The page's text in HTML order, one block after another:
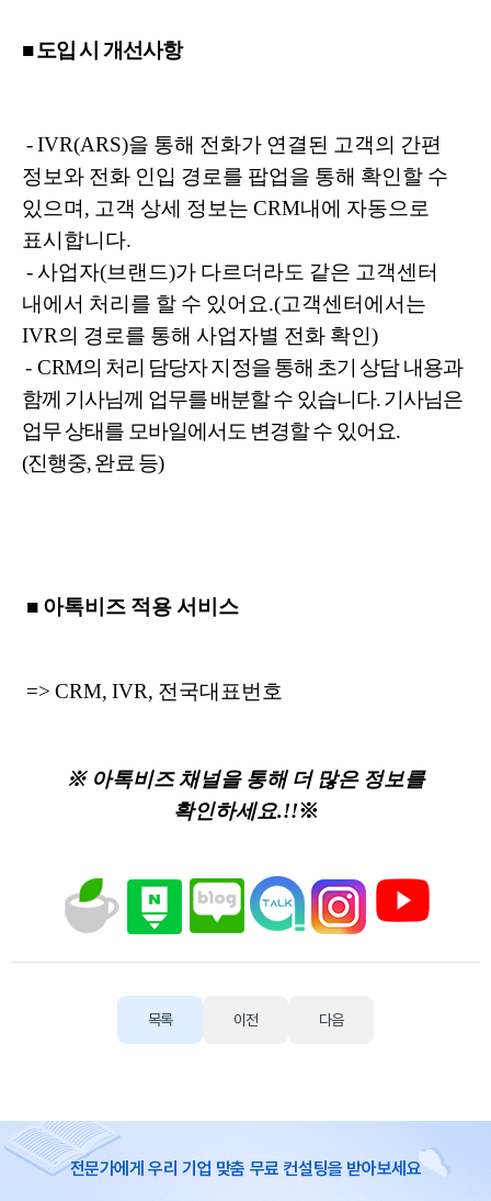
■ 도입 시 개선사항
- IVR(ARS)을 통해 전화가 연결된 고객의 간편
정보와 전화 인입 경로를 팝업을 통해 확인할 수
있으며, 고객 상세 정보는 CRM내에 자동으로
표시합니다.
- 사업자(브랜드)가 다르더라도 같은 고객센터
내에서 처리를 할 수 있어요.(고객센터에서는
IVR의 경로를 통해 사업자별 전화 확인)
- CRM의 처리 담당자 지정을 통해 초기 상담 내용과
함께 기사님께 업무를 배분할 수 있습니다. 기사님은
업무 상태를 모바일에서도 변경할 수 있어요.
(진행중, 완료 등)
■ 아톡비즈 적용 서비스
=> CRM, IVR, 전국대표번호
※ 아톡비즈 채널을 통해 더 많은 정보를
확인하세요.!!※
목록 이전 다음
전문가에게 우리 기업 맞춤 무료 컨설팅을 받아보세요